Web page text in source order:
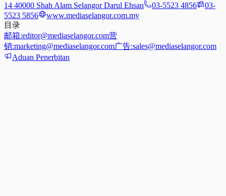
14 40000 Shah Alam Selangor Darul Ehsan
03-5523 4856
03-
5523 5856
www.mediaselangor.com.my
目录
邮箱:editor@mediaselangor.com营
销:marketing@mediaselangor.com广告:sales@mediaselangor.com
Aduan Penerbitan